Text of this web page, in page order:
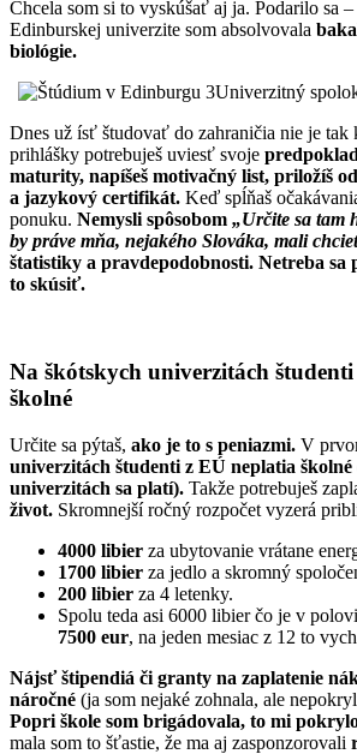
Chcela som si to vyskúšať aj ja. Podarilo sa
Edinburskej univerzite som absolvovala
biológie.
Univerzitný
Dnes už ísť študovať do zahraničia nie je
prihlášky potrebuješ uviesť svoje
maturity, napíšeš motivačný list, priložíš
a jazykový certifikát. Keď spĺňaš
ponuku. Nemysli spôsobom „Určite sa tam
by práve mňa, nejakého Slováka, mali
štatistiky a pravdepodobnosti. Netreba sa
to skúsiť.
Na škótskych univerzitách
školné
Určite sa pýtaš, ako je to s peniazmi. V
univerzitách študenti z EÚ neplatia
univerzitách sa platí). Takže potrebuješ
život. Skromnejší ročný rozpočet vyzerá
4000 libier za ubytovanie vrátane
1700 libier za jedlo a skromný
200 libier za 4 letenky.
Spolu teda asi 6000 libier čo je v
7500 eur, na jeden mesiac z 12 to
Nájsť štipendiá či granty na zaplatenie
náročné (ja som nejaké zohnala, ale
Popri škole som brigádovala, to mi
mala som to šťastie, že ma aj zasponzorovali